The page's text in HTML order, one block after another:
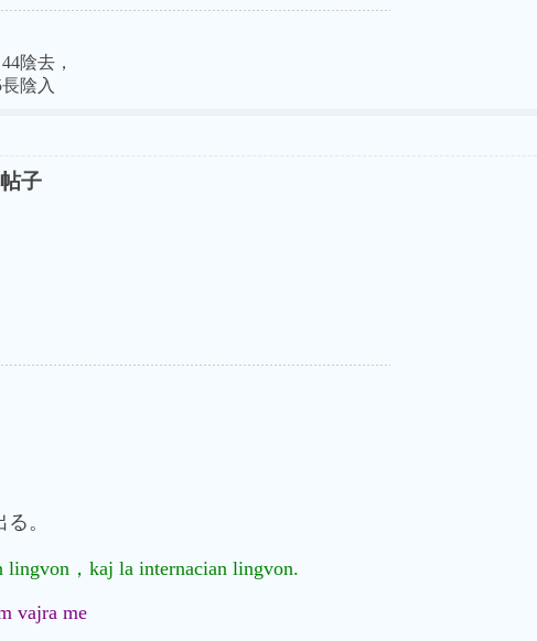
陰去，
陰入
子
。
lingvon，kaj la internacian lingvon.
vajra me